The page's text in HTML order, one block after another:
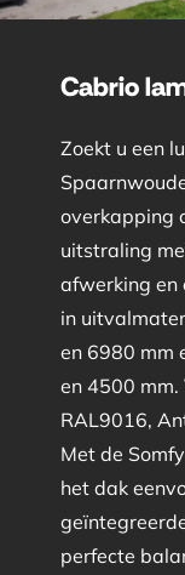
Cabrio
Zoekt u een
overkapping
uitstraling
afwerking en
in
en 6980 mm
en 4500
RAL9016,
Met de
het dak
perfecte